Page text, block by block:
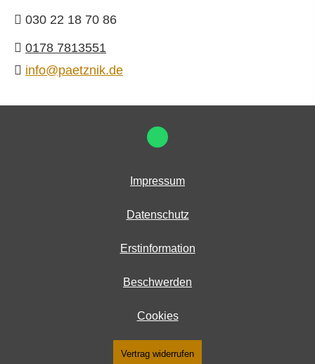
030 22 18 70 86
0178 7813551
info@paetznik.de
Impressum
Datenschutz
Erstinformation
Beschwerden
Cookies
Vertrag widerrufen